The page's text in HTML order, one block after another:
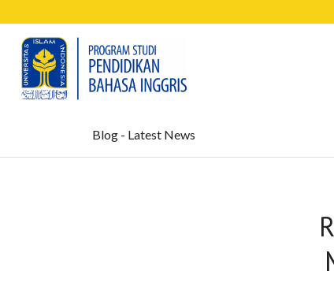
Blog - Latest News